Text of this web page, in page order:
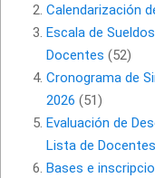
Calendarización
Escala de
Docentes (52)
Cronograma de
2026 (51)
Evaluación de
Lista de Docentes
Bases e